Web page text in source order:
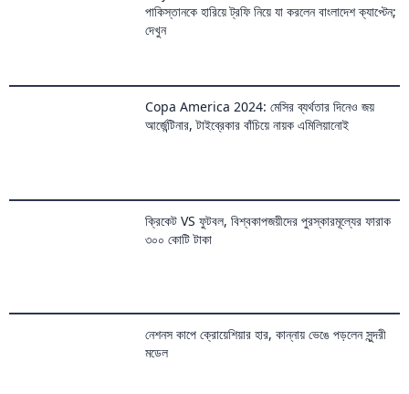
পাকিস্তানকে হারিয়ে ট্রফি নিয়ে যা করলেন বাংলাদেশ ক্যাপ্টেন;
দেখুন
Copa America 2024: মেসির ব্যর্থতার দিনেও জয়
আর্জেন্টিনার, টাইব্রেকার বাঁচিয়ে নায়ক এমিলিয়ানোই
ক্রিকেট VS ফুটবল, বিশ্বকাপজয়ীদের পুরস্কারমূল্যের ফারাক
৩০০ কোটি টাকা
নেশনস কাপে ক্রোয়েশিয়ার হার, কান্নায় ভেঙে পড়লেন সুন্দরী
মডেল